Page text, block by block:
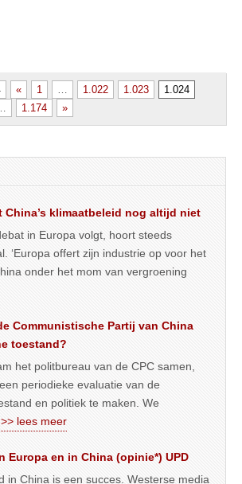
« 1 1.022 1.023
1.024
1.174 »
China’s klimaatbeleid nog altijd niet
in Europa volgt, hoort steeds
‘Europa offert zijn industrie op voor het
onder het mom van vergroening
Communistische Partij van China
toestand?
het politbureau van de CPC samen,
periodieke evaluatie van de
en politiek te maken. We
>> lees meer
Europa en in China (opinie*) UPD
in China is een succes. Westerse media